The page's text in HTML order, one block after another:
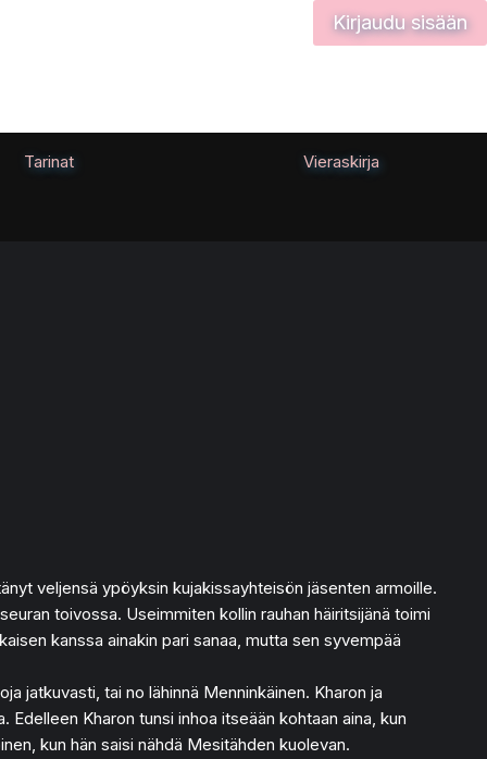
Kirjaudu sisään
Tarinat Vieraskirja
veljensä ypöyksin kujakissayhteisön jäsenten armoille.
toivossa. Useimmiten kollin rauhan häiritsijänä toimi
kanssa ainakin pari sanaa, mutta sen syvempää
jatkuvasti, tai no lähinnä Menninkäinen. Kharon ja
Kharon tunsi inhoa itseään kohtaan aina, kun
kun hän saisi nähdä Mesitähden kuolevan.